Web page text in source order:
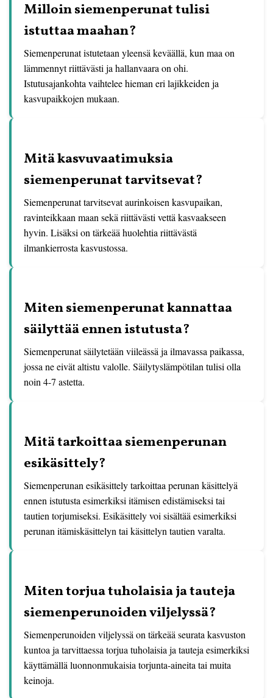
Milloin siemenperunat tulisi
istuttaa maahan?
Siemenperunat istutetaan yleensä keväällä, kun maa on
lämmennyt riittävästi ja hallanvaara on ohi.
Istutusajankohta vaihtelee hieman eri lajikkeiden ja
kasvupaikkojen mukaan.
Mitä kasvuvaatimuksia
siemenperunat tarvitsevat?
Siemenperunat tarvitsevat aurinkoisen kasvupaikan,
ravinteikkaan maan sekä riittävästi vettä kasvaakseen
hyvin. Lisäksi on tärkeää huolehtia riittävästä
ilmankierrosta kasvustossa.
Miten siemenperunat kannattaa
säilyttää ennen istutusta?
Siemenperunat säilytetään viileässä ja ilmavassa paikassa,
jossa ne eivät altistu valolle. Säilytyslämpötilan tulisi olla
noin 4-7 astetta.
Mitä tarkoittaa siemenperunan
esikäsittely?
Siemenperunan esikäsittely tarkoittaa perunan käsittelyä
ennen istutusta esimerkiksi itämisen edistämiseksi tai
tautien torjumiseksi. Esikäsittely voi sisältää esimerkiksi
perunan itämiskäsittelyn tai käsittelyn tautien varalta.
Miten torjua tuholaisia ja tauteja
siemenperunoiden viljelyssä?
Siemenperunoiden viljelyssä on tärkeää seurata kasvuston
kuntoa ja tarvittaessa torjua tuholaisia ja tauteja esimerkiksi
käyttämällä luonnonmukaisia torjunta-aineita tai muita
keinoja.